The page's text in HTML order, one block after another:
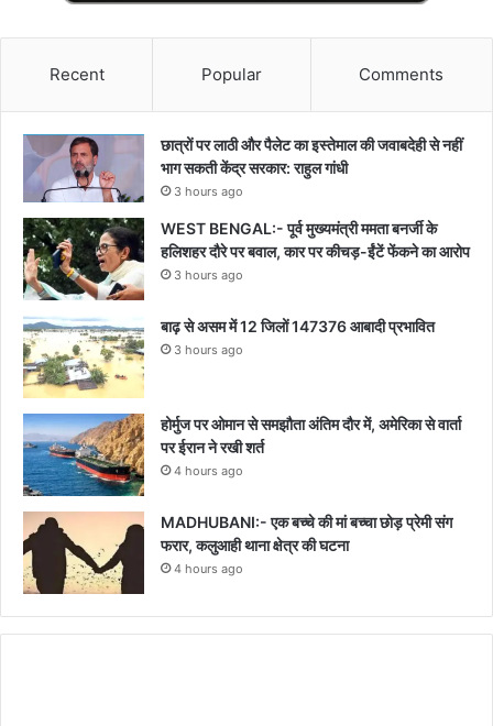
Recent Popular Comments
छात्रों पर लाठी और पैलेट का इस्तेमाल की जवाबदेही से नहीं
भाग सकती केंद्र सरकार: राहुल गांधी
3 hours ago
WEST BENGAL:- पूर्व मुख्यमंत्री ममता बनर्जी के
हलिशहर दौरे पर बवाल, कार पर कीचड़-ईंटें फेंकने का आरोप
3 hours ago
बाढ़ से असम में 12 जिलों 147376 आबादी प्रभावित
3 hours ago
होर्मुज पर ओमान से समझौता अंतिम दौर में, अमेरिका से वार्ता
पर ईरान ने रखी शर्त
4 hours ago
MADHUBANI:- एक बच्चे की मां बच्चा छोड़ प्रेमी संग
फरार, कलुआही थाना क्षेत्र की घटना
4 hours ago